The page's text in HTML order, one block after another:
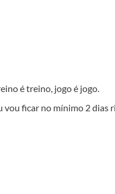
é treino, jogo é jogo.
vou ficar no mínimo 2 dias